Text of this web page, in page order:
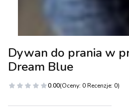
Dywan do prania w
Dream Blue
0.00(Oceny: 0 Recenzje: 0)